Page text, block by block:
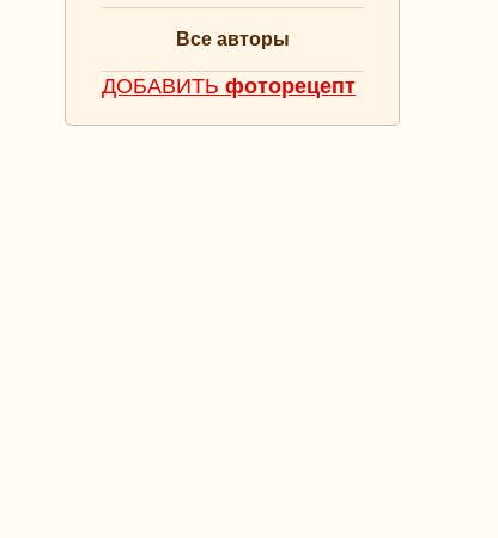
Все авторы
ДОБАВИТЬ фоторецепт